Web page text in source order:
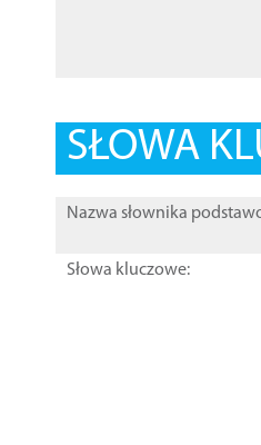
SŁOWA
Nazwa słownika
Słowa kluczowe: